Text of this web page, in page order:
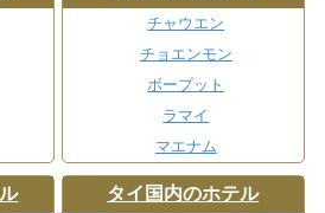
チャウエン
チョエンモン
ボープット
ラマイ
マエナム
タイ国内のホテル